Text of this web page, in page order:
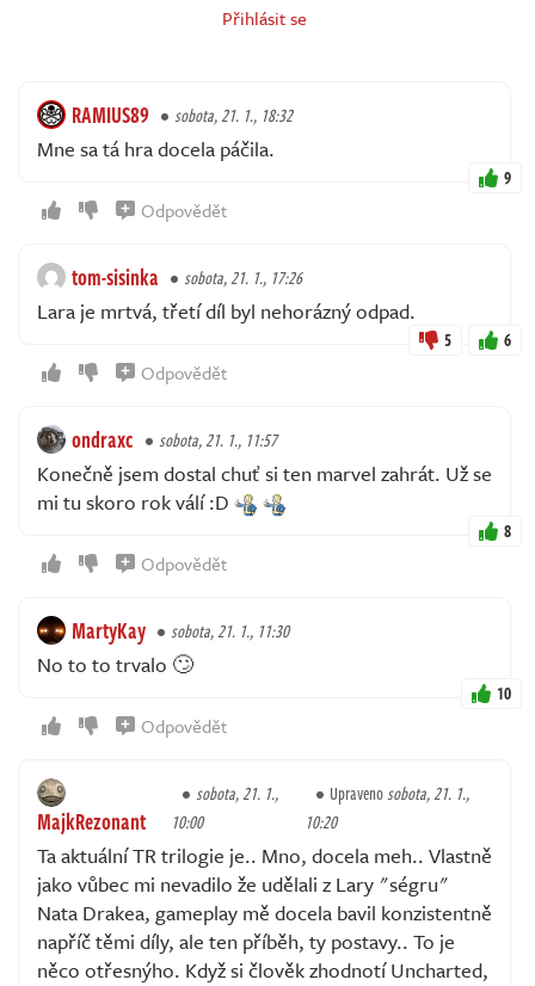
Přihlásit se
RAMIUS89 sobota, 21. 1., 18:32
Mne sa tá hra docela páčila.
9
Odpovědět
tom-sisinka sobota, 21. 1., 17:26
Lara je mrtvá, třetí díl byl nehorázný odpad.
5 6
Odpovědět
ondraxc sobota, 21. 1., 11:57
Konečně jsem dostal chuť si ten marvel zahrát. Už se
mi tu skoro rok válí :D
8
Odpovědět
MartyKay sobota, 21. 1., 11:30
No to to trvalo 🙄
10
Odpovědět
MajkRezonant
sobota, 21. 1.,
10:00
Upravenosobota, 21. 1.,
10:20
Ta aktuální TR trilogie je.. Mno, docela meh.. Vlastně
jako vůbec mi nevadilo že udělali z Lary "ségru"
Nata Drakea, gameplay mě docela bavil konzistentně
napříč těmi díly, ale ten příběh, ty postavy.. To je
něco otřesnýho. Když si člověk zhodnotí Uncharted,